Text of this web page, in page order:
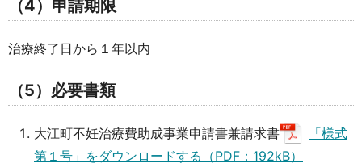
（4）申請期限
治療終了日から１年以内
（5）必要書類
大江町不妊治療費助成事業申請書兼請求書
「様式
第１号」をダウンロードする（PDF：192kB）